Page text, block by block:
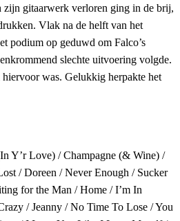
zijn gitaarwerk verloren ging in de brij,
Vlak na de helft van het
podium op geduwd om Falco’s
slechte uitvoering volgde.
was. Gelukkig herpakte het
Y’r Love) / Champagne (& Wine) /
/ Doreen / Never Enough / Sucker
for the Man / Home / I’m In
/ Jeanny / No Time To Lose / You